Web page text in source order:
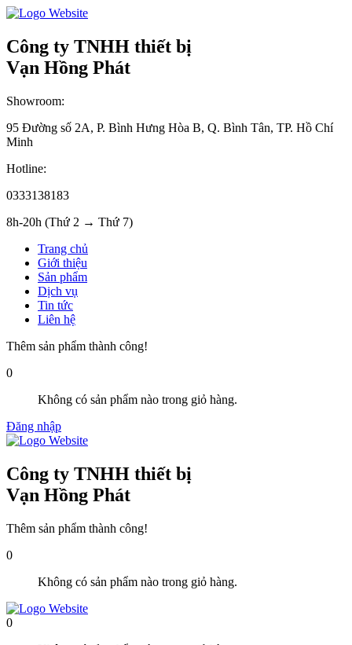
Công ty TNHH thiết bị
Vạn Hồng Phát
Showroom:
95 Đường số 2A, P. Bình Hưng Hòa B, Q. Bình Tân, TP. Hồ Chí
Minh
Hotline:
0333138183
8h-20h (Thứ 2 → Thứ 7)
Trang chủ
Giới thiệu
Sản phẩm
Dịch vụ
Tin tức
Liên hệ
Thêm sản phẩm thành công!
0
Không có sản phẩm nào trong giỏ hàng.
Đăng nhập
Công ty TNHH thiết bị
Vạn Hồng Phát
Thêm sản phẩm thành công!
0
Không có sản phẩm nào trong giỏ hàng.
0